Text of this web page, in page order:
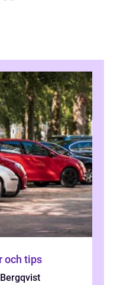
och tips